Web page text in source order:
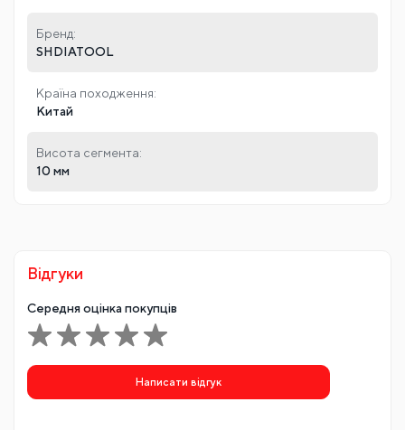
Бренд:
SHDIATOOL
Країна походження:
Китай
Висота сегмента:
10 мм
Відгуки
Середня оцінка покупців
Написати відгук